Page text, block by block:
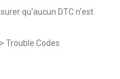
qu'aucun DTC n'est
Trouble Codes